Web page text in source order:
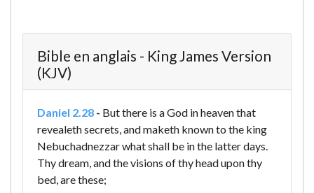
Bible en anglais - King James Version
(KJV)
Daniel 2.28 - But there is a God in heaven that
revealeth secrets, and maketh known to the king
Nebuchadnezzar what shall be in the latter days.
Thy dream, and the visions of thy head upon thy
bed, are these;